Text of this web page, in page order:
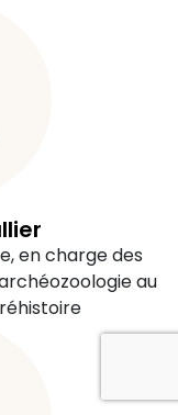
en charge des
au